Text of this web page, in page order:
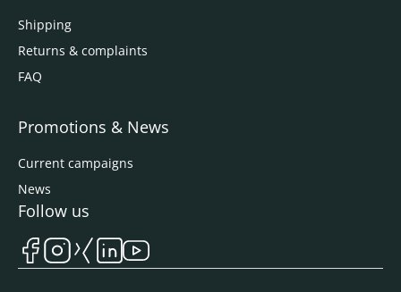
Shipping
Returns & complaints
FAQ
Promotions & News
Current campaigns
News
Follow us